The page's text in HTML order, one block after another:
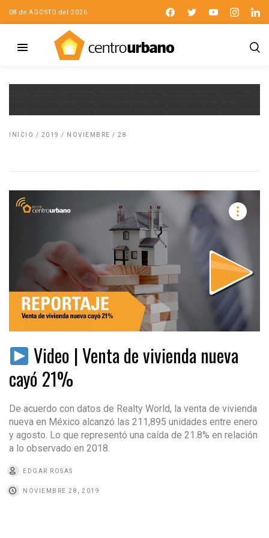
08 de AGOSTO del 2026
INICIO / 2019 / NOVIEMBRE / 28
Video | Venta de vivienda nueva
cayó 21%
De acuerdo con datos de Realty World, la venta de vivienda
nueva en México alcanzó las 211,895 unidades entre enero
y agosto. Lo que representó una caída de 21.8% en relación
a lo observado en 2018.
EDGAR ROSAS
NOVIEMBRE 28, 2019